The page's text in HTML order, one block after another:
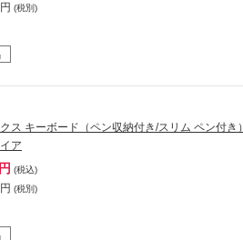
(税別)
ス キーボード（ペン収納付き/スリム ペン付き）
ア
(税込)
(税別)